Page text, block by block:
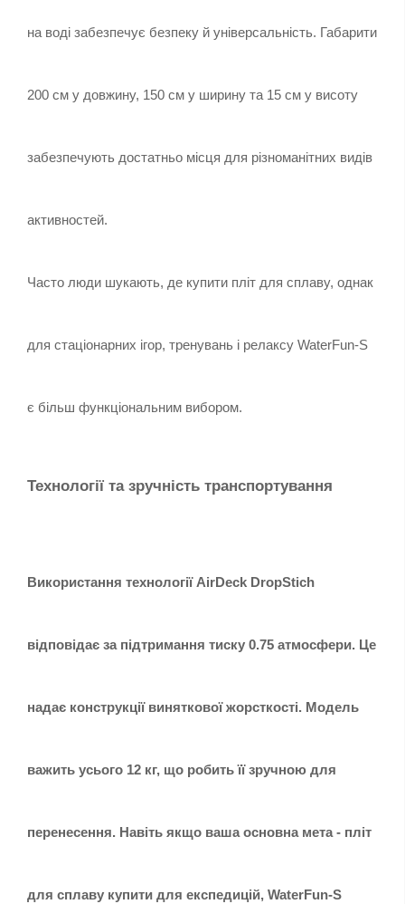
на воді забезпечує безпеку й універсальність. Габарити
200 см у довжину, 150 см у ширину та 15 см у висоту
забезпечують достатньо місця для різноманітних видів
активностей.
Часто люди шукають, де купити пліт для сплаву, однак
для стаціонарних ігор, тренувань і релаксу WaterFun-S
є більш функціональним вибором.
Технології та зручність транспортування
Використання технології AirDeck DropStich
відповідає за підтримання тиску 0.75 атмосфери. Це
надає конструкції виняткової жорсткості. Модель
важить усього 12 кг, що робить її зручною для
перенесення. Навіть якщо ваша основна мета - пліт
для сплаву купити для експедицій, WaterFun-S